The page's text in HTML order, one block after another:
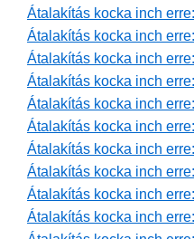
Átalakítás kocka inch
Átalakítás kocka inch
Átalakítás kocka inch
Átalakítás kocka inch
Átalakítás kocka inch
Átalakítás kocka inch
Átalakítás kocka inch
Átalakítás kocka inch
Átalakítás kocka inch
Átalakítás kocka inch